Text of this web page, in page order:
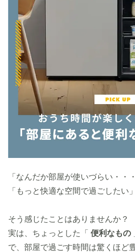
「なんだか部屋が使いづらい・・・
「もっと快適な空間で過ごしたい」
そう感じたことはありませんか？
実は、ちょっとした「 便利なもの
で、部屋で過ごす時間は驚くほど